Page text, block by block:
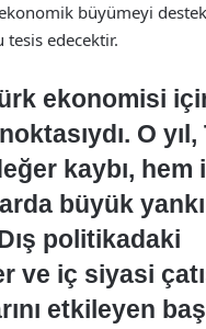
büyümeyi
edecektir.
ekonomisi
O
kaybı,
büyük yankı
politikadaki
ve iç siyasi
etkileyen